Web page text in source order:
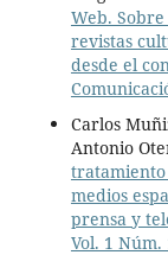
Web.
revistas
desde el
Carlos
Antonio
medios
prensa y
Vol. 1 Núm.